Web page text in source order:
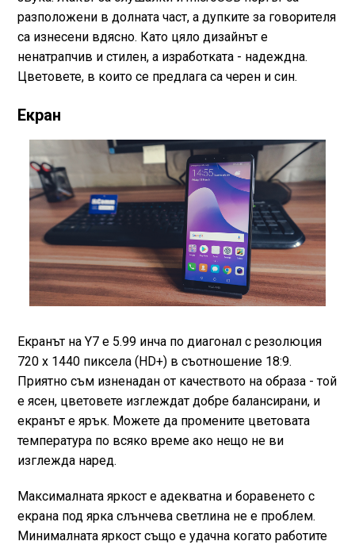
разположени в долната част, а дупките за говорителя
са изнесени вдясно. Като цяло дизайнът е
ненатрапчив и стилен, а изработката - надеждна.
Цветовете, в които се предлага са черен и син.
Екран
Екранът на Y7 е 5.99 инча по диагонал с резолюция
720 x 1440 пиксела (HD+) в съотношение 18:9.
Приятно съм изненадан от качеството на образа - той
е ясен, цветовете изглеждат добре балансирани, и
екранът е ярък. Можете да промените цветовата
температура по всяко време ако нещо не ви
изглежда наред.
Максималната яркост е адекватна и боравенето с
екрана под ярка слънчева светлина не е проблем.
Минималната яркост също е удачна когато работите